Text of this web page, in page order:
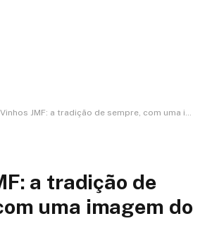
Vinhos JMF: a tradição de sempre, com uma imagem do futuro
a tradição de
uma imagem do